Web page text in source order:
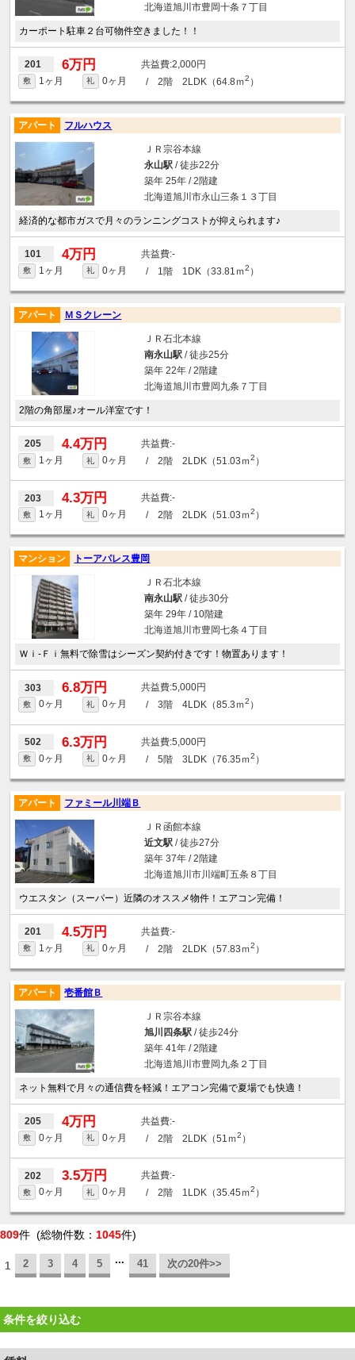
北海道旭川市豊岡十条７丁目
カーポート駐車２台可物件空きました！！
201 6万円 2,000円
敷 1ヶ月 礼 0ヶ月 / 2階 2LDK（64.8ｍ2 ）
アパート フルハウス
ＪＲ宗谷本線
永山駅/ 徒歩22分
築年 25年 / 2階建
北海道旭川市永山三条１３丁目
経済的な都市ガスで月々のランニングコストが抑えられます♪
101 4万円 -
敷 1ヶ月 礼 0ヶ月 / 1階 1DK（33.81ｍ2 ）
アパート ＭＳクレーン
ＪＲ石北本線
南永山駅/ 徒歩25分
築年 22年 / 2階建
北海道旭川市豊岡九条７丁目
2階の角部屋♪オール洋室です！
205 4.4万円 -
敷 1ヶ月 礼 0ヶ月 / 2階 2LDK（51.03ｍ2 ）
203 4.3万円 -
敷 1ヶ月 礼 0ヶ月 / 2階 2LDK（51.03ｍ2 ）
マンション トーアパレス豊岡
ＪＲ石北本線
南永山駅/ 徒歩30分
築年 29年 / 10階建
北海道旭川市豊岡七条４丁目
Ｗｉ-Ｆｉ無料で除雪はシーズン契約付きです！物置あります！
303 6.8万円 5,000円
敷 0ヶ月 礼 0ヶ月 / 3階 4LDK（85.3ｍ2 ）
502 6.3万円 5,000円
敷 0ヶ月 礼 0ヶ月 / 5階 3LDK（76.35ｍ2 ）
アパート ファミール川端Ｂ
ＪＲ函館本線
近文駅/ 徒歩27分
築年 37年 / 2階建
北海道旭川市川端町五条８丁目
ウエスタン（スーパー）近隣のオススメ物件！エアコン完備！
201 4.5万円 -
敷 1ヶ月 礼 0ヶ月 / 2階 2LDK（57.83ｍ2 ）
アパート 壱番館Ｂ
ＪＲ宗谷本線
旭川四条駅/ 徒歩24分
築年 41年 / 2階建
北海道旭川市豊岡九条２丁目
ネット無料で月々の通信費を軽減！エアコン完備で夏場でも快適！
205 4万円 -
敷 0ヶ月 礼 0ヶ月 / 2階 2LDK（51ｍ2 ）
202 3.5万円 -
敷 0ヶ月 礼 0ヶ月 / 2階 1LDK（35.45ｍ2 ）
809件 (総物件数： 1045件)
1 2 3 4 5 ... 41 次の20件>>
条件を絞り込む